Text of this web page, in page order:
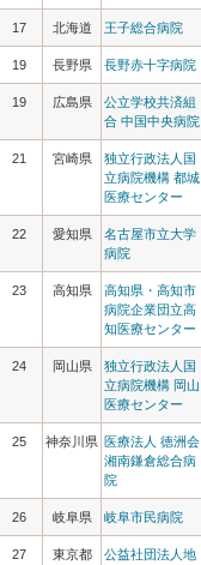
17 北海道 王子総合病院
19 長野県 長野赤十字病院
19 広島県
公立学校共済組
合 中国中央病院
21 宮崎県
独立行政法人国
立病院機構 都城
医療センター
22 愛知県
名古屋市立大学
病院
23 高知県
高知県・高知市
病院企業団立高
知医療センター
24 岡山県
独立行政法人国
立病院機構 岡山
医療センター
25 神奈川県 医療法人 徳洲会
湘南鎌倉総合病
院
26 岐阜県 岐阜市民病院
27 東京都
公益社団法人地